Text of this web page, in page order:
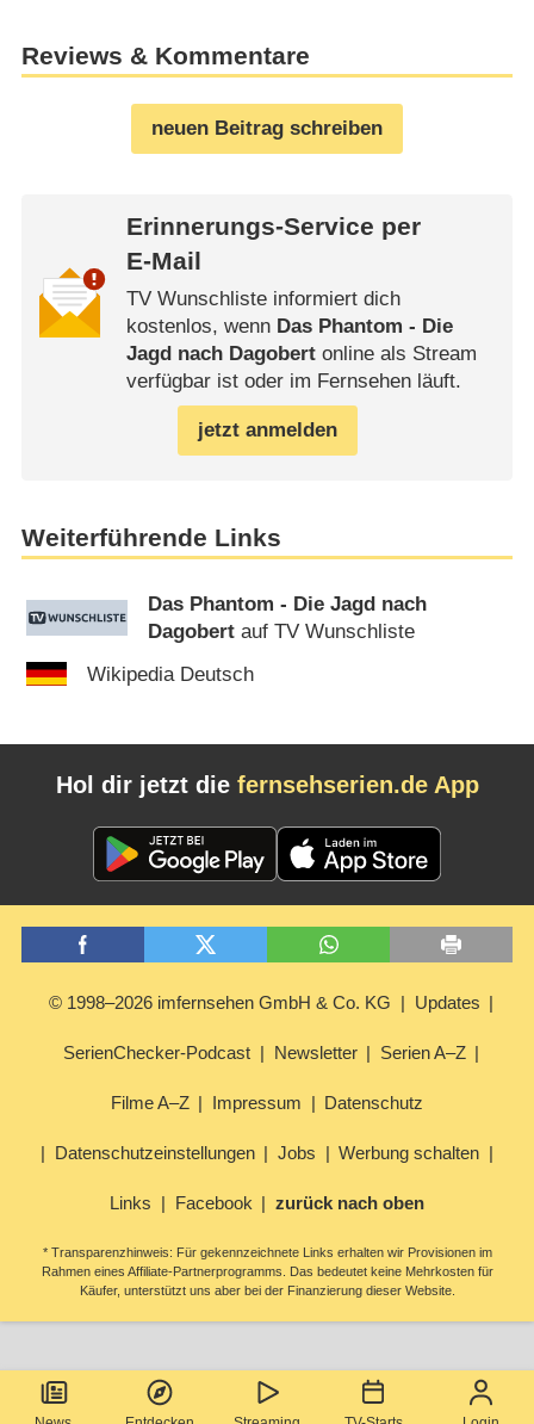
Reviews & Kommentare
neuen Beitrag schreiben
Erinnerungs-Service per
E-Mail
TV Wunschliste informiert dich
kostenlos, wenn Das Phantom - Die
Jagd nach Dagobertonline als Stream
verfügbar ist oder im Fernsehen läuft.
jetzt anmelden
Weiterführende Links
Das Phantom - Die Jagd nach
Dagobert auf TV Wunschliste
Wikipedia Deutsch
Hol dir jetzt die fernsehserien.de App
© 1998–2026 imfernsehen GmbH & Co. KG Updates
SerienChecker-Podcast Newsletter Serien A–Z
Filme A–Z Impressum Datenschutz
Datenschutzeinstellungen Jobs Werbung schalten
Links Facebook zurück nach oben
* Transparenzhinweis: Für gekennzeichnete Links erhalten wir Provisionen im
Rahmen eines Affiliate-Partnerprogramms. Das bedeutet keine Mehrkosten für
Käufer, unterstützt uns aber bei der Finanzierung dieser Website.